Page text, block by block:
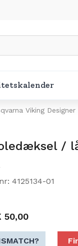
Viking Designer
/
4125134-01
50,00